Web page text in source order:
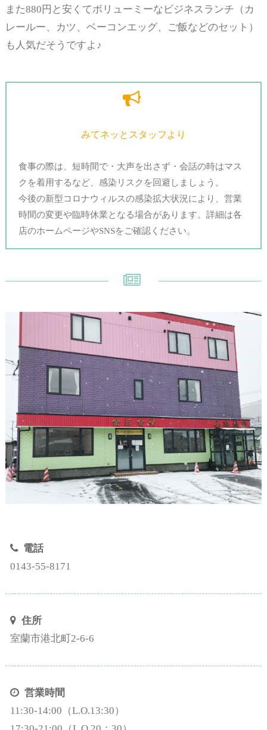
また880円と安くてボリューミーなビジネスランチ（カ
レールー、カツ、ベーコンエッグ、ご飯などのセット）
も人気だそうですよ♪
みてネッとスタッフより
食事の際は、短時間で・大声を出さず・会話の時はマス
クを着用するなど、感染リスクを回避しましょう。
今後の新型コロナウィルスの感染拡大状況により、営業
時間の変更や臨時休業となる場合があります。詳細は各
店のホームページやSNSをご確認ください。
電話
0143-55-8171
住所
室蘭市港北町2-6-6
営業時間
11:30-14:00（L.O.13:30）